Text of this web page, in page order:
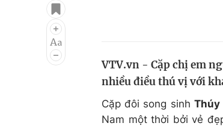
Điện ảnh
Âm nhạc
Chất lượng
VTV.vn - Cặp chị em
nhiều điều thú vị với
Cặp đôi song sinh Thúy
Nam một thời bởi vẻ